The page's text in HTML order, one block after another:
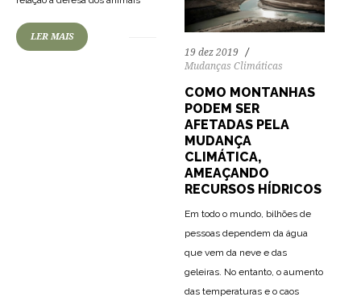
LER MAIS
19 dez 2019
Mudanças Climáticas
COMO MONTANHAS
PODEM SER
AFETADAS PELA
MUDANÇA
CLIMÁTICA,
AMEAÇANDO
RECURSOS HÍDRICOS
Em todo o mundo, bilhões de
pessoas dependem da água
que vem da neve e das
geleiras. No entanto, o aumento
das temperaturas e o caos